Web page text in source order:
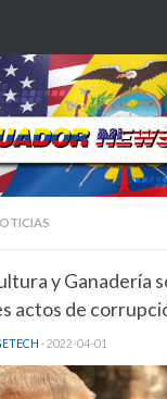
y Ganadería
actos de
· 2022-04-01